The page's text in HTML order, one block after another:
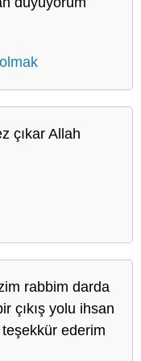
çıkar Allah
rabbim darda
çıkış yolu ihsan
ederim